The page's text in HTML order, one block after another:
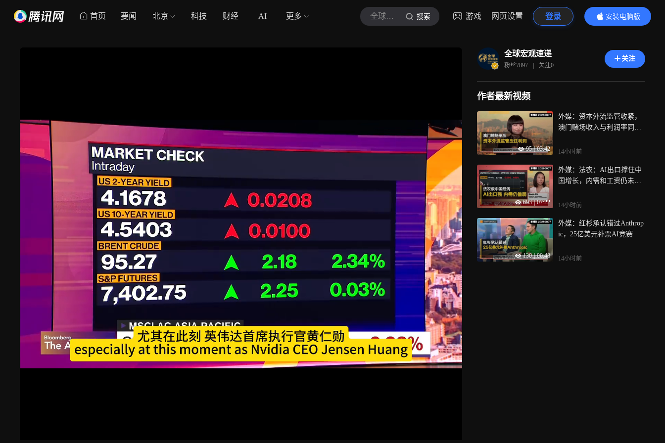
首页 要闻 北京 科技 财经 AI 更多 全球宏观速递 搜索 游戏 网页设置 登录
安装电脑版
内容更精彩
全球宏观速递
粉丝7897 | 关注0
关注
作者最新视频
95 | 03:42
外媒：资本外流监管收紧，
澳门赌场收入与利润率同步
14小时前
693 | 07:22
外媒：法农：AI出口撑住中
国增长，内需和工资仍未跟
14小时前
130 | 00:48
外媒：红杉承认错过Anthrop
ic，25亿美元补票AI竞赛
14小时前